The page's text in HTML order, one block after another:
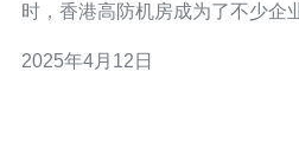
时，香港高防机房成为了不少企
选择。 香港高防机房作为一个网络设施完善、安全可靠的
2025年4月12日